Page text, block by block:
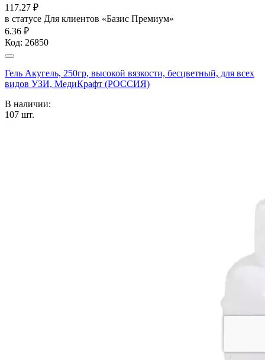
117.27 ₽
в статусе Для клиентов «Базис Премиум»
6.36 ₽
Код: 26850
Гель Акугель, 250гр, высокой вязкости, бесцветный, для всех
видов УЗИ, МедиКрафт (РОССИЯ)
В наличии:
107 шт.